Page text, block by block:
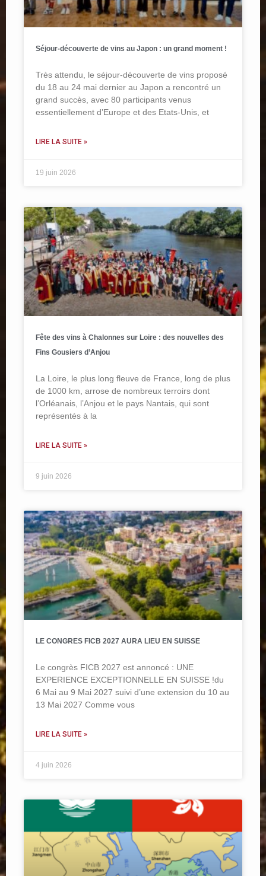
Séjour-découverte de vins au Japon : un grand moment !
Très attendu, le séjour-découverte de vins proposé
du 18 au 24 mai dernier au Japon a rencontré un
grand succès, avec 80 participants venus
essentiellement d’Europe et des Etats-Unis, et
LIRE LA SUITE »
19 juin 2026
Fête des vins à Chalonnes sur Loire : des nouvelles des
Fins Gousiers d’Anjou
La Loire, le plus long fleuve de France, long de plus
de 1000 km, arrose de nombreux terroirs dont
l’Orléanais, l’Anjou et le pays Nantais, qui sont
représentés à la
LIRE LA SUITE »
9 juin 2026
LE CONGRES FICB 2027 AURA LIEU EN SUISSE
Le congrès FICB 2027 est annoncé : UNE
EXPERIENCE EXCEPTIONNELLE EN SUISSE !du
6 Mai au 9 Mai 2027 suivi d’une extension du 10 au
13 Mai 2027 Comme vous
LIRE LA SUITE »
4 juin 2026